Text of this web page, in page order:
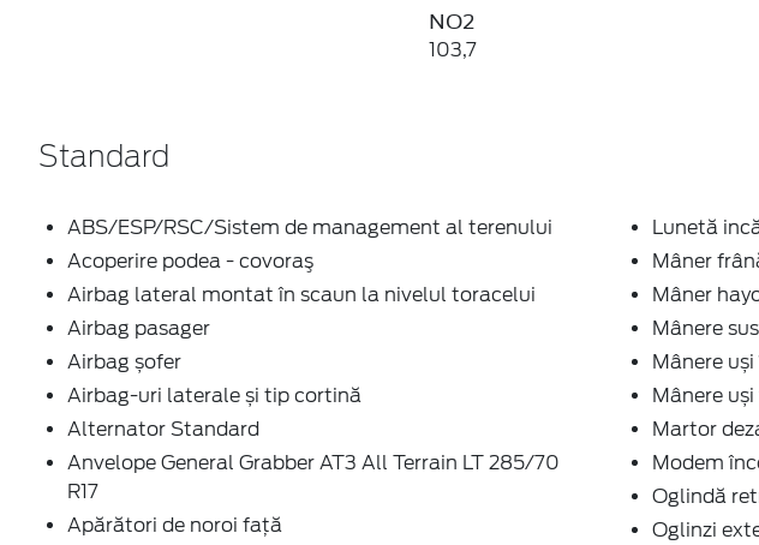
NO2
103,7
Standard
ABS/ESP/RSC/Sistem de management al terenului
Acoperire podea - covoraş
Airbag lateral montat în scaun la nivelul toracelui
Airbag pasager
Airbag șofer
Airbag-uri laterale și tip cortină
Alternator Standard
Anvelope General Grabber AT3 All Terrain LT 285/70
R17
Apărători de noroi față
Lunetă
Mâner
Mâner
Mânere
Mânere
Mânere
Martor
Modem
Oglindă
Oglinzi